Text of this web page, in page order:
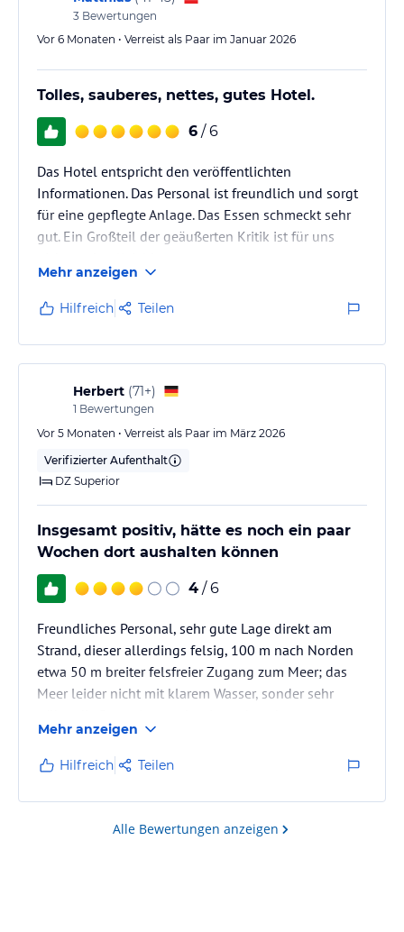
3 Bewertungen
Vor 6 Monaten • Verreist als Paar im Januar 2026
Tolles, sauberes, nettes, gutes Hotel.
6 / 6
Das Hotel entspricht den veröffentlichten
Informationen. Das Personal ist freundlich und sorgt
für eine gepflegte Anlage. Das Essen schmeckt sehr
gut. Ein Großteil der geäußerten Kritik ist für uns
Mehr anzeigen
Hilfreich Teilen
Herbert (71+)
1 Bewertungen
Vor 5 Monaten • Verreist als Paar im März 2026
Verifizierter Aufenthalt
DZ Superior
Insgesamt positiv, hätte es noch ein paar
Wochen dort aushalten können
4 / 6
Freundliches Personal, sehr gute Lage direkt am
Strand, dieser allerdings felsig, 100 m nach Norden
etwa 50 m breiter felsfreier Zugang zum Meer; das
Meer leider nicht mit klarem Wasser, sonder sehr
zugewachsen mit kaum sonnigen
Liegemöglichkeiten, allerdings sehr schön blühender
Bewuchs; unser Balkon 3. Etage etwas klein, aber
schön sonnig gelegen ohne Fremdeinblick, hatte
keine Liege; das Zimmer war ausreichend groß, kein
Mehr anzeigen
Hilfreich Teilen
Alle Bewertungen anzeigen